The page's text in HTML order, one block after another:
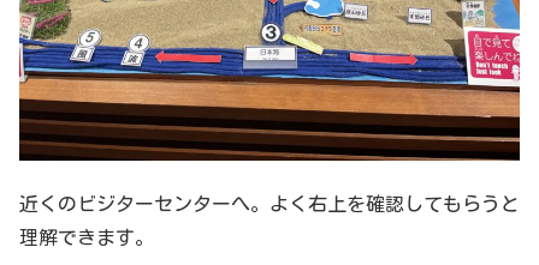
近くのビジターセンターへ。よく右上を確認してもらうと
理解できます。